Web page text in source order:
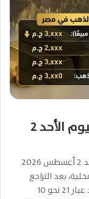
بعد تراجع عيار 21.. أسعار الذهب اليوم الأحد 2
كتبت | دعاء هاشم شهدت أسعار الذهب اليوم الأحد 2 أغسطس 2026
بعد التراجع
الذي سجلته خلال تعاملات الأيام الماضية، حيث فقد عيار 21 نحو 10